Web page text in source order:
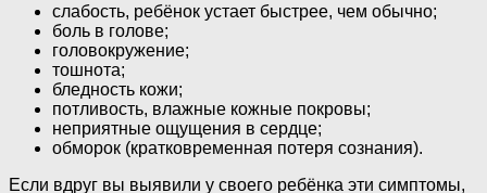
слабость, ребёнок устает быстрее, чем обычно;
боль в голове;
головокружение;
тошнота;
бледность кожи;
потливость, влажные кожные покровы;
неприятные ощущения в сердце;
обморок (кратковременная потеря сознания).
Если вдруг вы выявили у своего ребёнка эти симптомы,